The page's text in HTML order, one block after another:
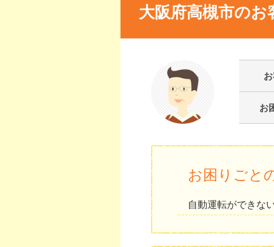
大阪府高槻市のお
お
お困りごと
自動運転ができな